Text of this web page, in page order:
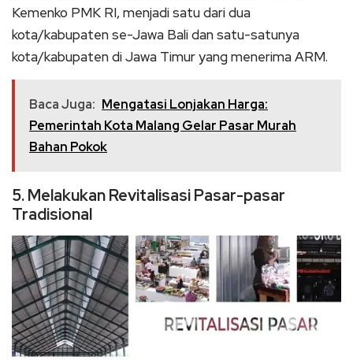
Kemenko PMK RI, menjadi satu dari dua
kota/kabupaten se-Jawa Bali dan satu-satunya
kota/kabupaten di Jawa Timur yang menerima ARM.
Baca Juga: Mengatasi Lonjakan Harga:
Pemerintah Kota Malang Gelar Pasar Murah
Bahan Pokok
5. Melakukan Revitalisasi Pasar-pasar
Tradisional